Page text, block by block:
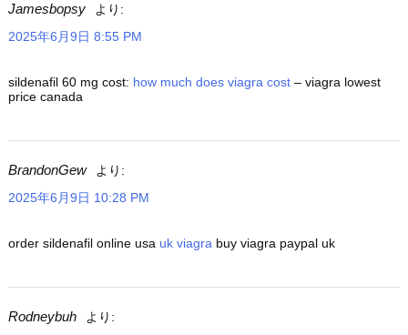
Jamesbopsy
より:
2025年6月9日 8:55 PM
sildenafil 60 mg cost: how much does viagra cost – viagra lowest
price canada
BrandonGew
より:
2025年6月9日 10:28 PM
order sildenafil online usa uk viagra buy viagra paypal uk
Rodneybuh
より: